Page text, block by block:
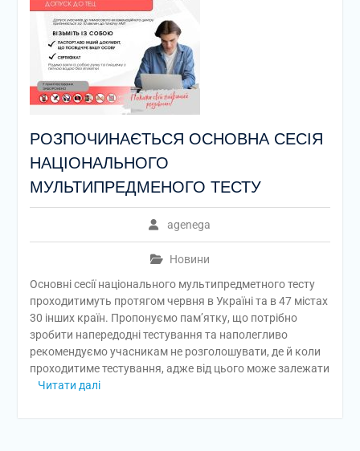
РОЗПОЧИНАЄТЬСЯ ОСНОВНА СЕСІЯ
НАЦІОНАЛЬНОГО
МУЛЬТИПРЕДМЕНОГО ТЕСТУ
agenega
Новини
Основні сесії національного мультипредметного тесту
проходитимуть протягом червня в Україні та в 47 містах
30 інших країн. Пропонуємо пам’ятку, що потрібно
зробити напередодні тестування та наполегливо
рекомендуємо учасникам не розголошувати, де й коли
проходитиме тестування, адже від цього може залежати
Читати далі